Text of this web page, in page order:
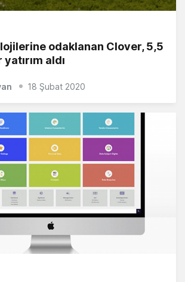
odaklanan Clover, 5,5
aldı
18 Şubat 2020